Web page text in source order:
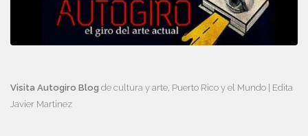
Visita Autogiro Blog de cultura y arte, Puerto Rico y el Mundo | Edita
Javier Martinez